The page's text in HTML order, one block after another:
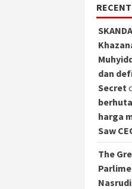
dan
Secret
harga
Saw
The